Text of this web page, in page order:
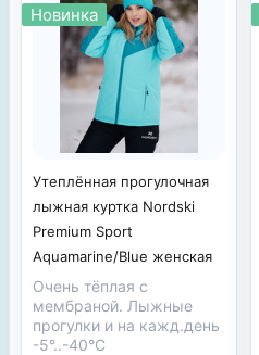
Новинка
Утеплённая прогулочная
лыжная куртка Nordski
Premium Sport
Aquamarine/Blue женская
Очень тёплая с
мембраной. Лыжные
прогулки и на кажд.день
-5°..-40°С